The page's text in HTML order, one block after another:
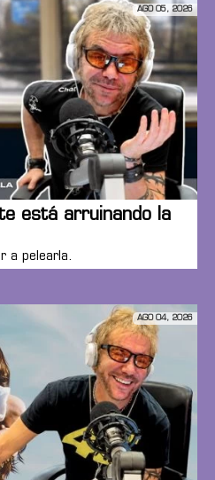
AGO 05, 2026
está arruinando la
a pelearla.
AGO 04, 2026